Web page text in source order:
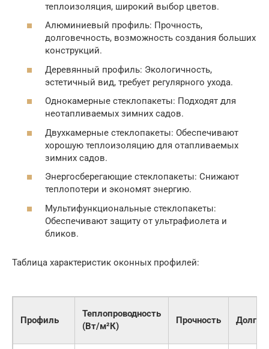
теплоизоляция, широкий выбор цветов.
Алюминиевый профиль: Прочность,
долговечность, возможность создания больших
конструкций.
Деревянный профиль: Экологичность,
эстетичный вид, требует регулярного ухода.
Однокамерные стеклопакеты: Подходят для
неотапливаемых зимних садов.
Двухкамерные стеклопакеты: Обеспечивают
хорошую теплоизоляцию для отапливаемых
зимних садов.
Энергосберегающие стеклопакеты: Снижают
теплопотери и экономят энергию.
Мультифункциональные стеклопакеты:
Обеспечивают защиту от ультрафиолета и
бликов.
Таблица характеристик оконных профилей:
Профиль
Теплопроводность
(Вт/м²К)
Прочность